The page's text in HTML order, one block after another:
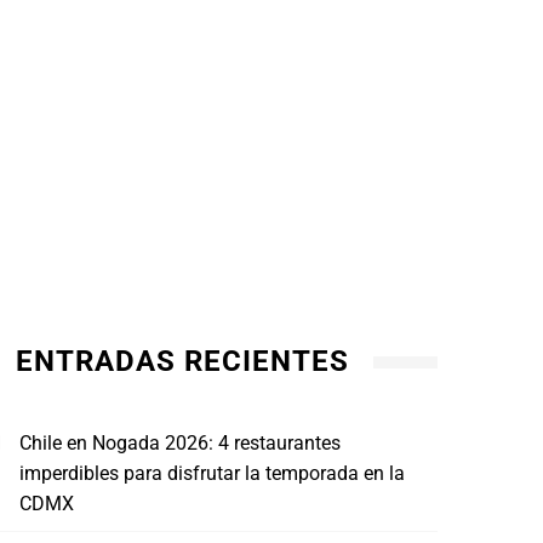
ENTRADAS RECIENTES
Chile en Nogada 2026: 4 restaurantes
imperdibles para disfrutar la temporada en la
CDMX